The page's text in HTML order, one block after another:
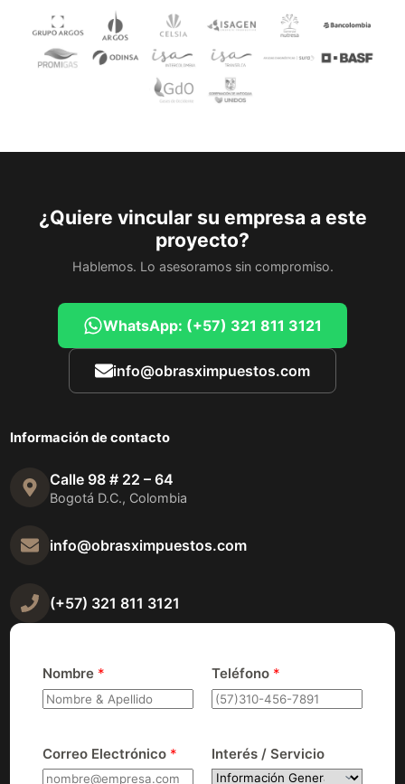
¿Quiere vincular su empresa a este
proyecto?
Hablemos. Lo asesoramos sin compromiso.
WhatsApp: (+57) 321 811 3121
info@obrasximpuestos.com
Información de contacto
Calle 98 # 22 – 64
Bogotá D.C., Colombia
info@obrasximpuestos.com
(+57) 321 811 3121
Nombre * Teléfono *
Correo Electrónico * Interés / Servicio